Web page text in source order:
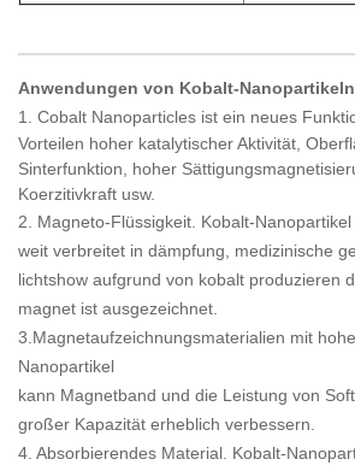
Anwendungen von Kobalt-Nanopartikeln
1. Cobalt Nanoparticles ist ein neues
Vorteilen hoher katalytischer Aktivität,
Sinterfunktion, hoher
Koerzitivkraft usw.
2. Magneto-Flüssigkeit. Kobalt-Nanopartikel
weit verbreitet in dämpfung, medizinische
lichtshow aufgrund von kobalt produzieren
magnet ist ausgezeichnet.
3.Magnetaufzeichnungsmaterialien mit
Nanopartikel
kann Magnetband und die Leistung von
großer Kapazität erheblich verbessern.
4. Absorbierendes Material. Kobalt-